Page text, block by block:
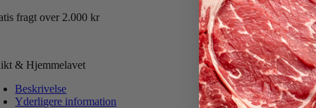
fragt over 2.000 kr
& Hjemmelavet
Beskrivelse
Yderligere information